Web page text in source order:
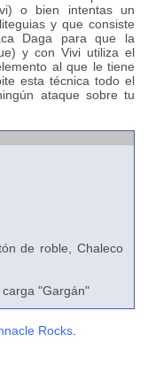
o bien intentas un
y que consiste
Daga para que la
y con Vivi utiliza el
al que le tiene
esta técnica todo el
ataque sobre tu
de roble, Chaleco
"Gargán"
Rocks